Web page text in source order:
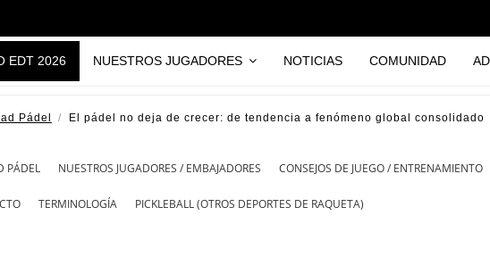
EDT 2026 NUESTROS JUGADORES NOTICIAS COMUNIDAD
Pádel El pádel no deja de crecer: de tendencia a fenómeno global consolidado
PÁDEL NUESTROS JUGADORES / EMBAJADORES CONSEJOS DE JUEGO / ENTRENAMIENTO
TERMINOLOGÍA PICKLEBALL (OTROS DEPORTES DE RAQUETA)